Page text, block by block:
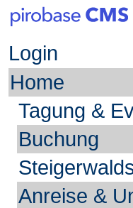
Login
Home
Tagung &
Buchung
Anreise &